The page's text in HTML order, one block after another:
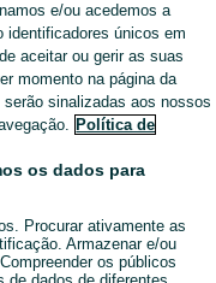
e/ou acedemos a
únicos em
aceitar ou gerir as suas
momento na página da
sinalizadas aos nossos
Política de
os dados para
Procurar ativamente as
Armazenar e/ou
os públicos